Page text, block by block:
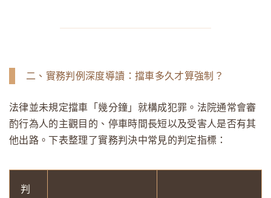
二、實務判例深度導讀：擋車多久才算強制？
法律並未規定擋車「幾分鐘」就構成犯罪。法院通常會審
酌行為人的主觀目的、停車時間長短以及受害人是否有其
他出路。下表整理了實務判決中常見的判定指標：
判